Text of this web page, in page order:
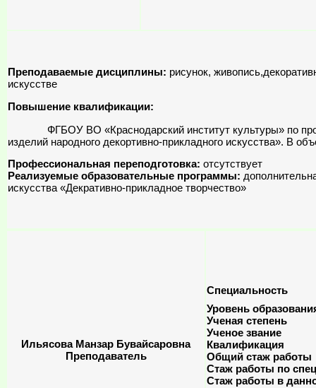
Преподаваемые дисциплины: рисунок,
искусстве
Повышение квалификации:
ФГБОУ ВО «Краснодарский институт культуры» по
изделий народного декортивно-прикладного искусства». В
Профессиональная переподготовка: отсутствует
Реализуемые образовательные программы:
искусства «Декративно-прикладное творчество»
Ильясова Манзар Бувайсаровна
Преподаватель
Специальность
Уровень
Ученая степень
Ученое звание
Квалификация
Общий стаж работы
Стаж работы по
Стаж работы в